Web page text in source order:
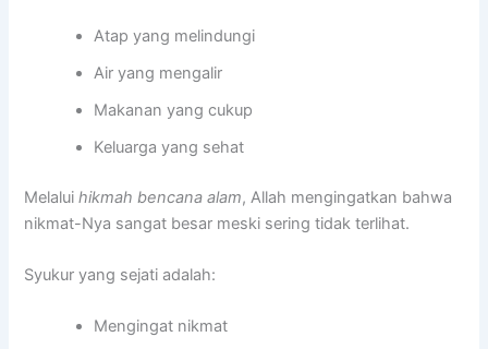
Atap yang melindungi
Air yang mengalir
Makanan yang cukup
Keluarga yang sehat
Melaluihikmah bencana alam, Allah mengingatkan bahwa
nikmat-Nya sangat besar meski sering tidak terlihat.
Syukur yang sejati adalah:
Mengingat nikmat